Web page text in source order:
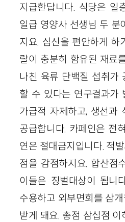
지급한답니다. 식당은 일
일급 영양사 선생님 두 분
지요. 심신을 편안하게 하
랄이 충분히 함유된 재료
나친 육류 단백질 섭취가
할 수 있다는 연구결과가
가급적 자제하고, 생선과
공급합니다. 카페인은 전
연은 절대금지입니다. 적
점을 감점하지요. 합산점
이들은 징벌대상이 됩니
수용하고 외부면회를 삼
받게 돼요. 총점 삼십점